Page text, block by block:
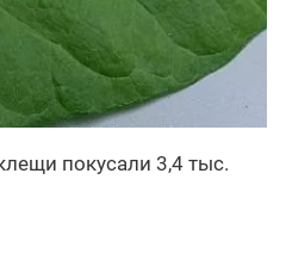
покусали 3,4 тыс.